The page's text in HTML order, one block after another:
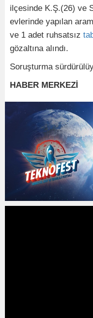
ilçesinde K.Ş.(26) ve
evlerinde yapılan
ve 1 adet ruhsatsız
gözaltına alındı.
Soruşturma
HABER MERKEZİ